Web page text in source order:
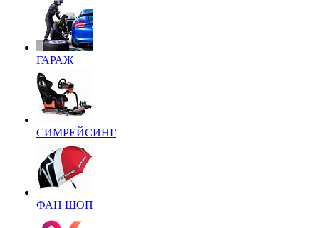
ГАРАЖ
СИМРЕЙСИНГ
ФАН ШОП